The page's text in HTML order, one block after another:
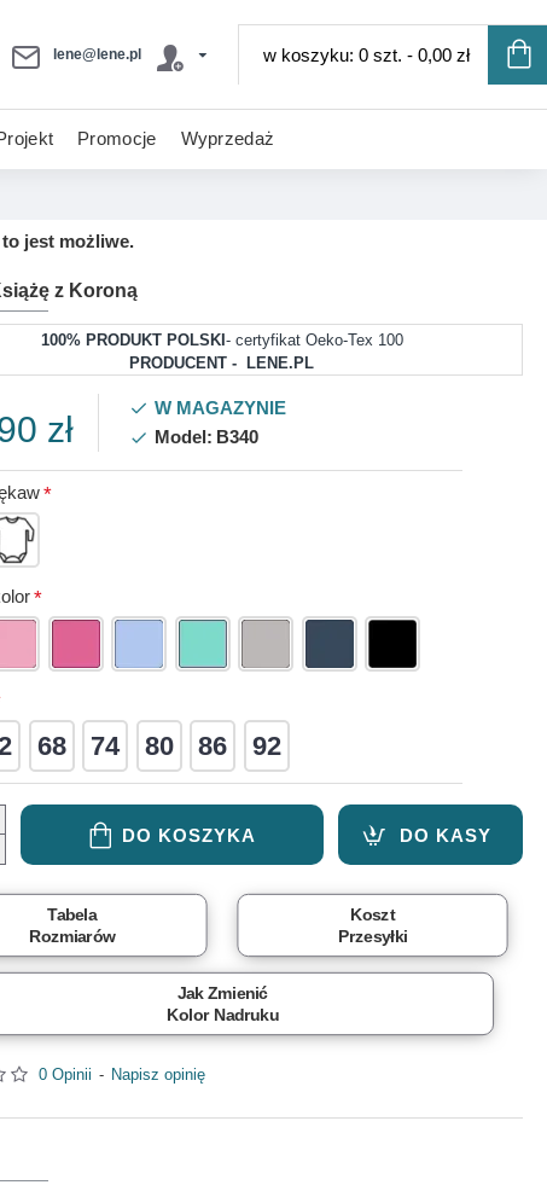
lene@lene.pl w koszyku: 0 szt. - 0,00 zł
Promocje Wyprzedaż
jest możliwe.
z Koroną
100% PRODUKT POLSKI - certyfikat Oeko-Tex 100
PRODUCENT - LENE.PL
0 Opinii - Napisz opinię
zł
W MAGAZYNIE
Model: B340
68 74 80 86 92
DO KOSZYKA DO KASY
Tabela
Rozmiarów
Koszt
Przesyłki
Jak Zmienić
Kolor Nadruku